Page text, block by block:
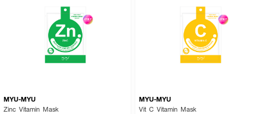
MYU-MYU
Zinc Vitamin Mask
MYU-MYU
Vit C Vitamin Mask